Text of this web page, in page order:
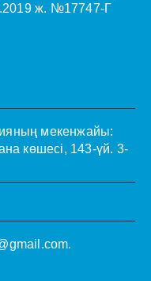
ж. №17747-Г
мекенжайы:
көшесі, 143-үй. 3-
.